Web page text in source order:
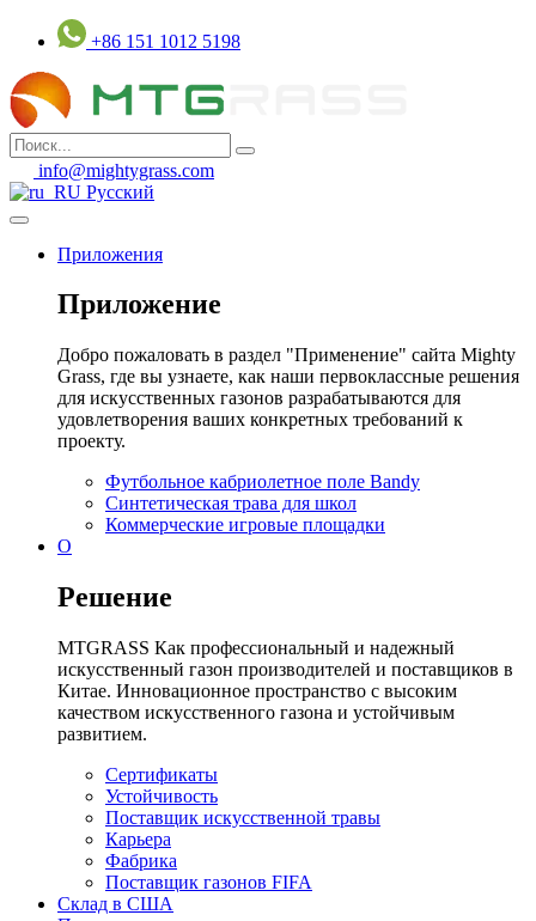
Перейти
содержанию
+86 151 1012 5198
info@mightygrass.com
Русский
Приложения
Приложение
Добро пожаловать в раздел "Применение" сайта Mighty
Grass, где вы узнаете, как наши первоклассные решения
для искусственных газонов разрабатываются для
удовлетворения ваших конкретных требований к
проекту.
Футбольное кабриолетное поле Bandy
Синтетическая трава для школ
Коммерческие игровые площадки
О
Решение
MTGRASS Как профессиональный и надежный
искусственный газон производителей и поставщиков в
Китае. Инновационное пространство с высоким
качеством искусственного газона и устойчивым
развитием.
Сертификаты
Устойчивость
Поставщик искусственной травы
Карьера
Фабрика
Поставщик газонов FIFA
Склад в США